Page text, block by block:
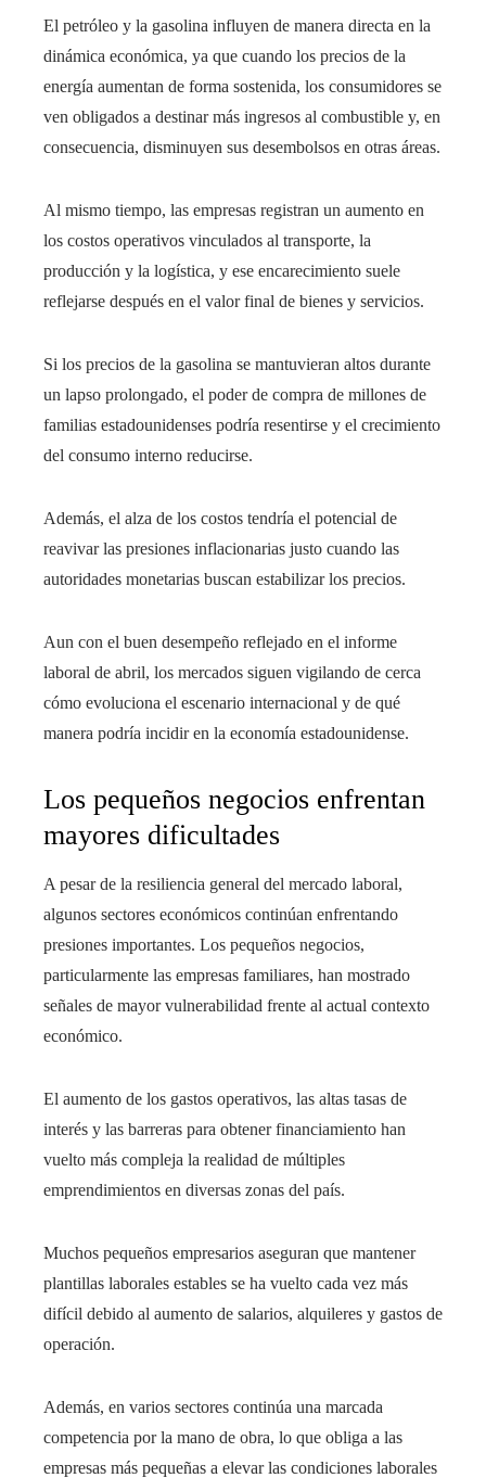
El petróleo y la gasolina influyen de manera directa en la
dinámica económica, ya que cuando los precios de la
energía aumentan de forma sostenida, los consumidores se
ven obligados a destinar más ingresos al combustible y, en
consecuencia, disminuyen sus desembolsos en otras áreas.
Al mismo tiempo, las empresas registran un aumento en
los costos operativos vinculados al transporte, la
producción y la logística, y ese encarecimiento suele
reflejarse después en el valor final de bienes y servicios.
Si los precios de la gasolina se mantuvieran altos durante
un lapso prolongado, el poder de compra de millones de
familias estadounidenses podría resentirse y el crecimiento
del consumo interno reducirse.
Además, el alza de los costos tendría el potencial de
reavivar las presiones inflacionarias justo cuando las
autoridades monetarias buscan estabilizar los precios.
Aun con el buen desempeño reflejado en el informe
laboral de abril, los mercados siguen vigilando de cerca
cómo evoluciona el escenario internacional y de qué
manera podría incidir en la economía estadounidense.
Los pequeños negocios enfrentan
mayores dificultades
A pesar de la resiliencia general del mercado laboral,
algunos sectores económicos continúan enfrentando
presiones importantes. Los pequeños negocios,
particularmente las empresas familiares, han mostrado
señales de mayor vulnerabilidad frente al actual contexto
económico.
El aumento de los gastos operativos, las altas tasas de
interés y las barreras para obtener financiamiento han
vuelto más compleja la realidad de múltiples
emprendimientos en diversas zonas del país.
Muchos pequeños empresarios aseguran que mantener
plantillas laborales estables se ha vuelto cada vez más
difícil debido al aumento de salarios, alquileres y gastos de
operación.
Además, en varios sectores continúa una marcada
competencia por la mano de obra, lo que obliga a las
empresas más pequeñas a elevar las condiciones laborales